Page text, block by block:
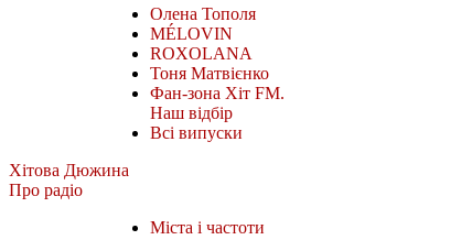
Олена Тополя
MÉLOVIN
ROXOLANA
Тоня Матвієнко
Фан-зона Хіт FM.
Наш відбір
Всі випуски
Хітова Дюжина
Про радіо
Міста і частоти